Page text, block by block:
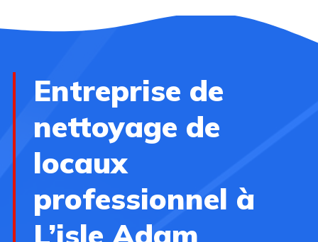
Entreprise de
nettoyage de
locaux
professionnel à
L’isle Adam